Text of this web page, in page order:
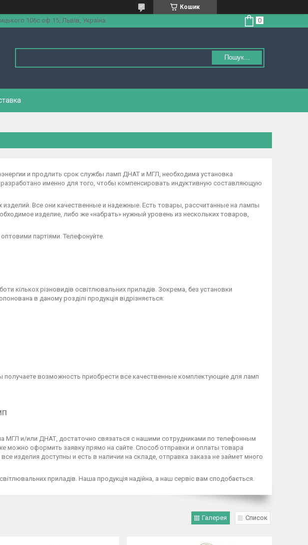
Кошик
106с оф 15, Львів, Україна
Пошук...
и продлить срок службы ламп ДНАТ и МГЛ, необходима установка
именно для того, чтобы компенсировать индуктивную составляющую
Все они качественные и надежные. Есть товары, рассчитанные на лампы
изделие, либо же «набрать» нужный уровень из нескольких товаров,
партіями. Телефонуйте.
кількох різновидів освітлювальних приладів. Зокрема, без установки
в даному розділі продукція відрізняється:
возможность приобрести все качественные комплектующие для ламп
МГЛ и/или ДНАТ, достаточно связаться с нашими сотрудниками по телефонным
можно оформить заявку прямо на сайте. Способ отправки и оплаты товара
изделия доступны и есть в наличии на складе, отправка заказа не займет много
приладів. Наша продукція надійна, а наш сервіс вам сподобається.
Галерея Список